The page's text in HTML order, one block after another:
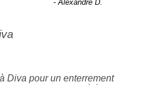
- Alexandre D.
Diva pour un enterrement